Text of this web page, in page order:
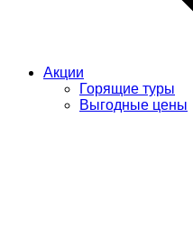
Акции
Горящие туры
Выгодные цены